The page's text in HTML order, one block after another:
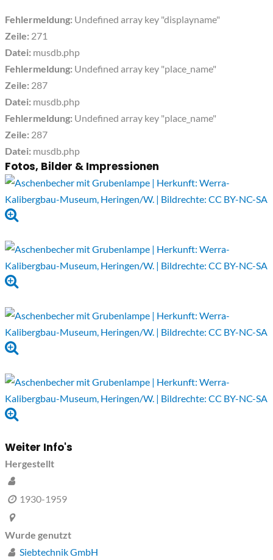
Fehlermeldung: Undefined array key "displayname"
Zeile: 271
Datei: musdb.php
Fehlermeldung: Undefined array key "place_name"
Zeile: 287
Datei: musdb.php
Fehlermeldung: Undefined array key "place_name"
Zeile: 287
Datei: musdb.php
Fotos, Bilder & Impressionen
Weiter Info's
Hergestellt
1930-1959
Wurde genutzt
Siebtechnik GmbH